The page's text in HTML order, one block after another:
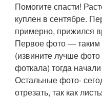
Помогите спасти!
куплен в сентябре.
примерно, прижился
Первое фото — таким
(извините лучше фото
фоткала) тогда
Остальные фото-
отрезать, так как